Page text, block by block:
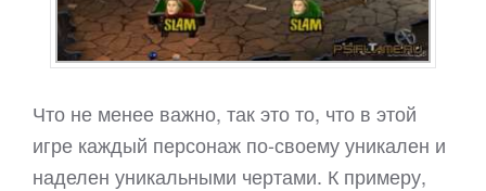
Что не менее важно, так это то, что в этой
игре каждый персонаж по-своему уникален и
наделен уникальными чертами. К примеру,